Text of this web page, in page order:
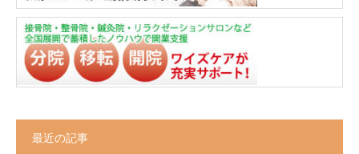
最近の記事